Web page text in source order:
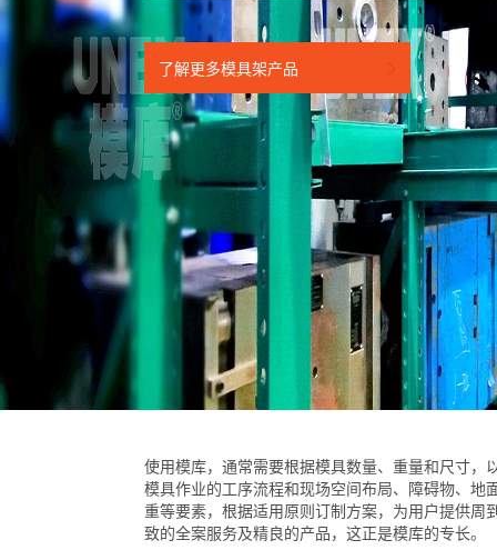
了解更多模具架产品
使用模库，通常需要根据模具数量、重量和尺寸，
模具作业的工序流程和现场空间布局、障碍物、地
重等要素，根据适用原则订制方案，为用户提供周
致的全案服务及精良的产品，这正是模库的专长。